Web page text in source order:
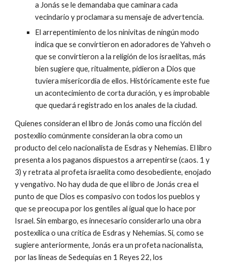
a Jonás se le demandaba que caminara cada
vecindario y proclamara su mensaje de advertencia.
El arrepentimiento de los ninivitas de ningún modo
indica que se convirtieron en adoradores de Yahveh o
que se convirtieron a la religión de los israelitas, más
bien sugiere que, ritualmente, pidieron a Dios que
tuviera misericordia de ellos. Históricamente este fue
un acontecimiento de corta duración, y es improbable
que quedará registrado en los anales de la ciudad.
Quienes consideran el libro de Jonás como una ficción del
postexilio comúnmente consideran la obra como un
producto del celo nacionalista de Esdras y Nehemías. El libro
presenta a los paganos dispuestos a arrepentirse (caos. 1 y
3) y retrata al profeta israelita como desobediente, enojado
y vengativo. No hay duda de que el libro de Jonás crea el
punto de que Dios es compasivo con todos los pueblos y
que se preocupa por los gentiles al igual que lo hace por
Israel. Sin embargo, es innecesario considerarlo una obra
postexílica o una crítica de Esdras y Nehemías. Si, como se
sugiere anteriormente, Jonás era un profeta nacionalista,
por las líneas de Sedequías en 1 Reyes 22, los